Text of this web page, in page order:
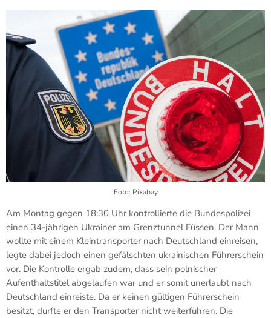
Foto: Pixabay
Am Montag gegen 18:30 Uhr kontrollierte die Bundespolizei
einen 34-jährigen Ukrainer am Grenztunnel Füssen. Der Mann
wollte mit einem Kleintransporter nach Deutschland einreisen,
legte dabei jedoch einen gefälschten ukrainischen Führerschein
vor. Die Kontrolle ergab zudem, dass sein polnischer
Aufenthaltstitel abgelaufen war und er somit unerlaubt nach
Deutschland einreiste. Da er keinen gültigen Führerschein
besitzt, durfte er den Transporter nicht weiterführen. Die